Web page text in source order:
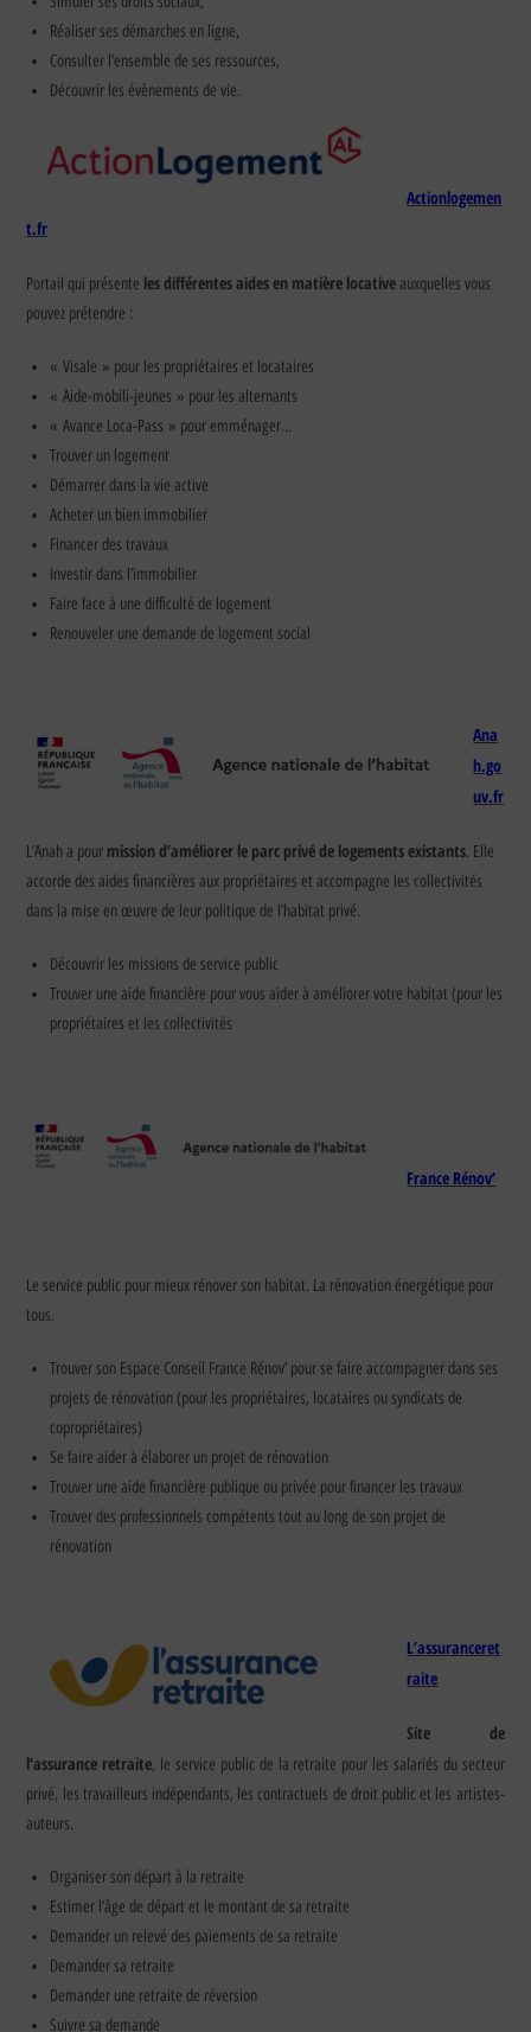
Réaliser ses démarches en ligne,
Consulter l’ensemble de ses ressources,
Découvrir les évènements de vie.
Actionlogemen
t.fr
Portail qui présente les différentes aides en matière locativeauxquelles vous
pouvez prétendre :
« Visale » pour les propriétaires et locataires
« Aide-mobili-jeunes » pour les alternants
« Avance Loca-Pass » pour emménager…
Trouver un logement
Démarrer dans la vie active
Acheter un bien immobilier
Financer des travaux
Investir dans l’immobilier
Faire face à une difficulté de logement
Renouveler une demande de logement social
Ana
h.go
uv.fr
L’Anah a pour mission d’améliorer le parc privé de logements existants. Elle
accorde des aides financières aux propriétaires et accompagne les collectivités
dans la mise en œuvre de leur politique de l’habitat privé.
Découvrir les missions de service public
Trouver une aide financière pour vous aider à améliorer votre habitat (pour les
propriétaires et les collectivités
France Rénov’
Le service public pour mieux rénover son habitat. La rénovation énergétique pour
tous.
Trouver son Espace Conseil France Rénov’ pour se faire accompagner dans ses
projets de rénovation (pour les propriétaires, locataires ou syndicats de
copropriétaires)
Se faire aider à élaborer un projet de rénovation
Trouver une aide financière publique ou privée pour financer les travaux
Trouver des professionnels compétents tout au long de son projet de
rénovation
L’assuranceret
raite
Site de
l’assurance retraite, le service public de la retraite pour les salariés du secteur
privé, les travailleurs indépendants, les contractuels de droit public et les artistes-
auteurs.
Organiser son départ à la retraite
Estimer l’âge de départ et le montant de sa retraite
Demander un relevé des paiements de sa retraite
Demander sa retraite
Demander une retraite de réversion
Suivre sa demande